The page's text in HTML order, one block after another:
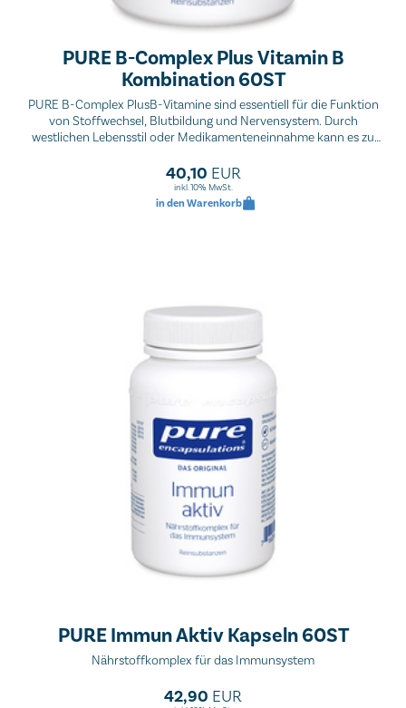
PURE B-Complex Plus Vitamin B
Kombination 60ST
PURE B-Complex PlusB-Vitamine sind essentiell für die Funktion
von Stoffwechsel, Blutbildung und Nervensystem. Durch
westlichen Lebensstil oder Medikamenteneinnahme kann es zu
Abgeschlagenheit, Störungen im Nervensystem und im Blutbild
erkennbar ist. PURE-B-Complex plus enthält hochdosiert diese
Mikronährstoffe für mehr Vitalität und Energie.
40,10 EUR
inkl. 10% MwSt.
in den Warenkorb
PURE Immun Aktiv Kapseln 60ST
Nährstoffkomplex für das Immunsystem
42,90 EUR